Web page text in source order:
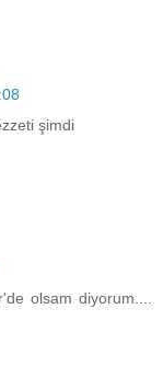
şimdi
olsam diyorum....